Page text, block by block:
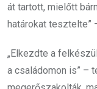
át tartott, mielőtt
határokat tesztelte”
„Elkezdte a
a családomon is” –